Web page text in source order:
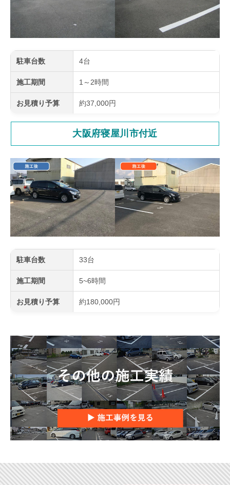
駐車台数 4台
施工期間 1～2時間
お見積り予算 約37,000円
大阪府寝屋川市付近
駐車台数 33台
施工期間 5~6時間
お見積り予算 約180,000円